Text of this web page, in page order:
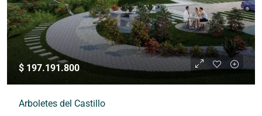
$ 197.191.800
Arboletes del Castillo